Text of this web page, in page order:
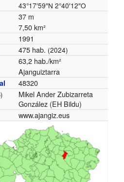
43°17′59″N 2°40′12″O
37 m
7,50 km²
1991
475 hab. (2024)
63,2 hab./km²
Ajanguiztarra
48320
Mikel Ander Zubizarreta
González (EH Bildu)
www.ajangiz.eus